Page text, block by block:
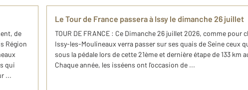
de
Région
qui
...
Le Tour de France passera à Issy le dimanche 26 juillet
TOUR DE FRANCE : Ce Dimanche 26 juillet 2026, comme pour
Issy-les-Moulineaux verra passer sur ses quais de Seine ceux
sous la pédale lors de cette 21ème et dernière étape de 133 km
Chaque année, les isséens ont l'occasion de ...